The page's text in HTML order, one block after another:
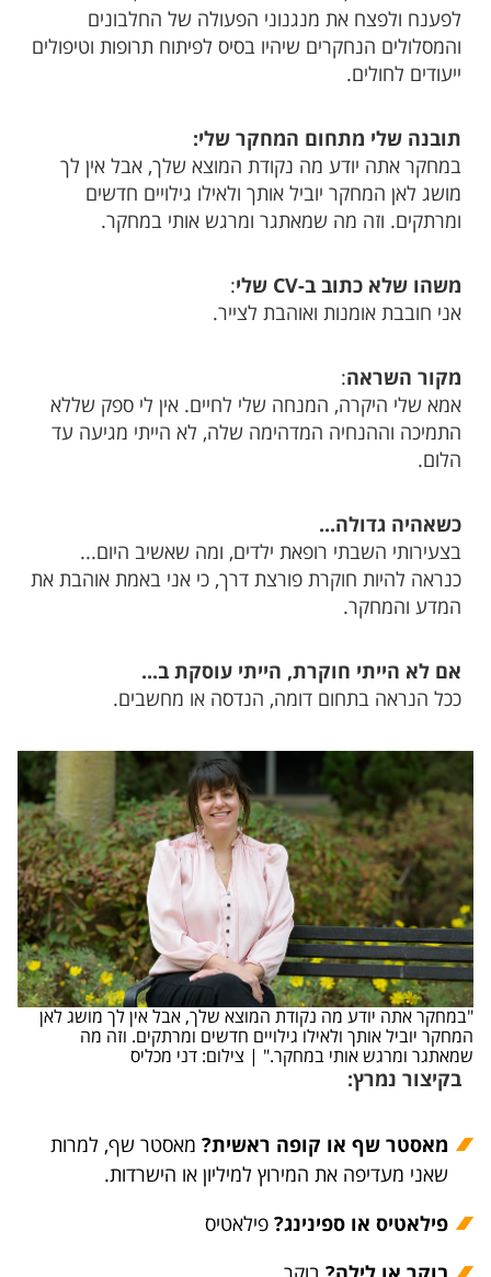
לפענח ולפצח את מנגנוני הפעולה של החלבונים
והמסלולים הנחקרים שיהיו בסיס לפיתוח תרופות וטיפולים
ייעודים לחולים.
תובנה שלי מתחום המחקר שלי:
במחקר אתה יודע מה נקודת המוצא שלך, אבל אין לך
מושג לאן המחקר יוביל אותך ולאילו גילויים חדשים
ומרתקים. וזה מה שמאתגר ומרגש אותי במחקר.
משהו שלא כתוב ב-CV שלי:
אני חובבת אומנות ואוהבת לצייר.
מקור השראה:
אמא שלי היקרה, המנחה שלי לחיים. אין לי ספק שללא
התמיכה וההנחיה המדהימה שלה, לא הייתי מגיעה עד
הלום.
כשאהיה גדולה...
בצעירותי השבתי רופאת ילדים, ומה שאשיב היום...
כנראה להיות חוקרת פורצת דרך, כי אני באמת אוהבת את
המדע והמחקר.
אם לא הייתי חוקרת, הייתי עוסקת ב...
ככל הנראה בתחום דומה, הנדסה או מחשבים.
"במחקר אתה יודע מה נקודת המוצא שלך, אבל אין לך מושג לאן
המחקר יוביל אותך ולאילו גילויים חדשים ומרתקים. וזה מה
שמאתגר ומרגש אותי במחקר." | צילום: דני מכליס
בקיצור נמרץ:
מאסטר שף או קופה ראשית? מאסטר שף, למרות
שאני מעדיפה את המירוץ למיליון או הישרדות.
פילאטיס או ספינינג? פילאטיס